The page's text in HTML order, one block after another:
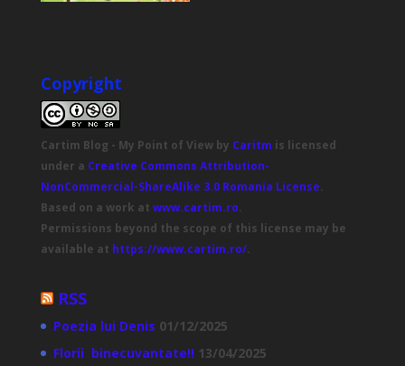
Copyright
Cartim Blog - My Point of Viewby Caritm is licensed
under a Creative Commons Attribution-
NonCommercial-ShareAlike 3.0 Romania License.
Based on a work at www.cartim.ro.
Permissions beyond the scope of this license may be
available at https://www.cartim.ro/.
RSS
Poezia lui Denis 01/12/2025
Florii binecuvantate!! 13/04/2025